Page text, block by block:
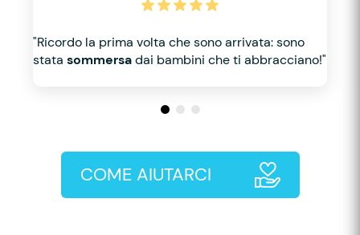
"Ricordo la prima volta che sono arrivata: sono
stata sommersadai bambini che ti abbracciano!"
COME AIUTARCI